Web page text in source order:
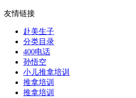
友情链接
赴美生子
分类目录
400电话
孙悟空
小儿推拿培训
推拿培训
推拿培训